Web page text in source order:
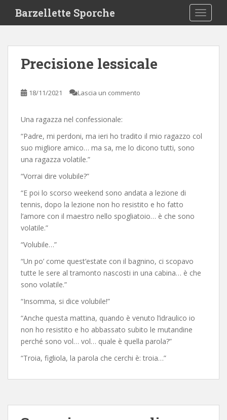
i
Barzellette Sporche
Precisione lessicale
18/11/2021 Lascia un commento
Una ragazza nel confessionale:
“Padre, mi perdoni, ma ieri ho tradito il mio ragazzo col
suo migliore amico… ma sa, me lo dicono tutti, sono
una ragazza volatile.”
“Vorrai dire volubile?”
“E poi lo scorso weekend sono andata a lezione di
tennis, dopo la lezione non ho resistito e ho fatto
l’amore con il maestro nello spogliatoio… è che sono
volatile.”
“Volubile…”
“Un po’ come quest’estate con il bagnino, ci scopavo
tutte le sere al tramonto nascosti in una cabina… è che
sono volatile.”
“Insomma, si dice volubile!”
“Anche questa mattina, quando è venuto l’idraulico io
non ho resistito e ho abbassato subito le mutandine
perché sono vol… vol… quale è quella parola?”
“Troia, figliola, la parola che cerchi è: troia…”